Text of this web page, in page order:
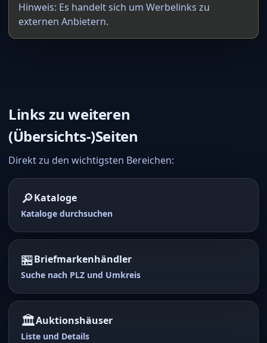
Hinweis: Es handelt sich um Werbelinks zu
externen Anbietern.
Links zu weiteren
(Übersichts-)Seiten
Direkt zu den wichtigsten Bereichen:
🔎Kataloge
Kataloge durchsuchen
🏪Briefmarkenhändler
Suche nach PLZ und Umkreis
🏛️Auktionshäuser
Liste und Details